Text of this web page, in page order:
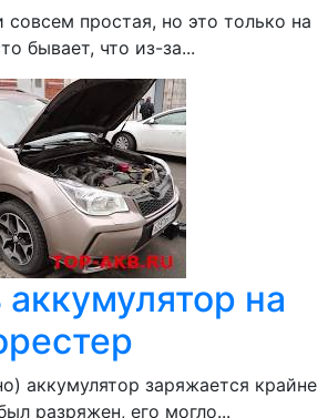
совсем простая, но это только на
бывает, что из-за...
аккумулятор на
аккумулятор заряжается крайне
разряжен, его могло...